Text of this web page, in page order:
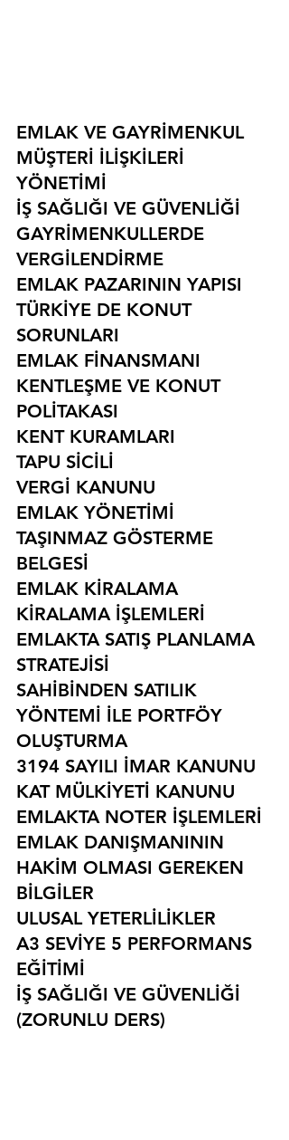
EMLAK VE GAYRİMENKUL
MÜŞTERİ İLİŞKİLERİ
YÖNETİMİ
İŞ SAĞLIĞI VE GÜVENLİĞİ
GAYRİMENKULLERDE
VERGİLENDİRME
EMLAK PAZARININ YAPISI
TÜRKİYE DE KONUT
SORUNLARI
EMLAK FİNANSMANI
KENTLEŞME VE KONUT
POLİTAKASI
KENT KURAMLARI
TAPU SİCİLİ
VERGİ KANUNU
EMLAK YÖNETİMİ
TAŞINMAZ GÖSTERME
BELGESİ
EMLAK KİRALAMA
KİRALAMA İŞLEMLERİ
EMLAKTA SATIŞ PLANLAMA
STRATEJİSİ
SAHİBİNDEN SATILIK
YÖNTEMİ İLE PORTFÖY
OLUŞTURMA
3194 SAYILI İMAR KANUNU
KAT MÜLKİYETİ KANUNU
EMLAKTA NOTER İŞLEMLERİ
EMLAK DANIŞMANININ
HAKİM OLMASI GEREKEN
BİLGİLER
ULUSAL YETERLİLİKLER
A3 SEVİYE 5 PERFORMANS
EĞİTİMİ
İŞ SAĞLIĞI VE GÜVENLİĞİ
(ZORUNLU DERS)